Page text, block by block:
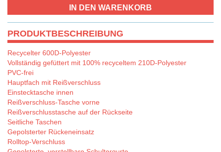
PRODUKTBESCHREIBUNG
Recycelter 600D-Polyester
Vollständig gefüttert mit 100% recyceltem 210D-Polyester
PVC-frei
Hauptfach mit Reißverschluss
Einstecktasche innen
Reißverschluss-Tasche vorne
Reißverschlusstasche auf der Rückseite
Seitliche Taschen
Gepolsterter Rückeneinsatz
Rolltop-Verschluss